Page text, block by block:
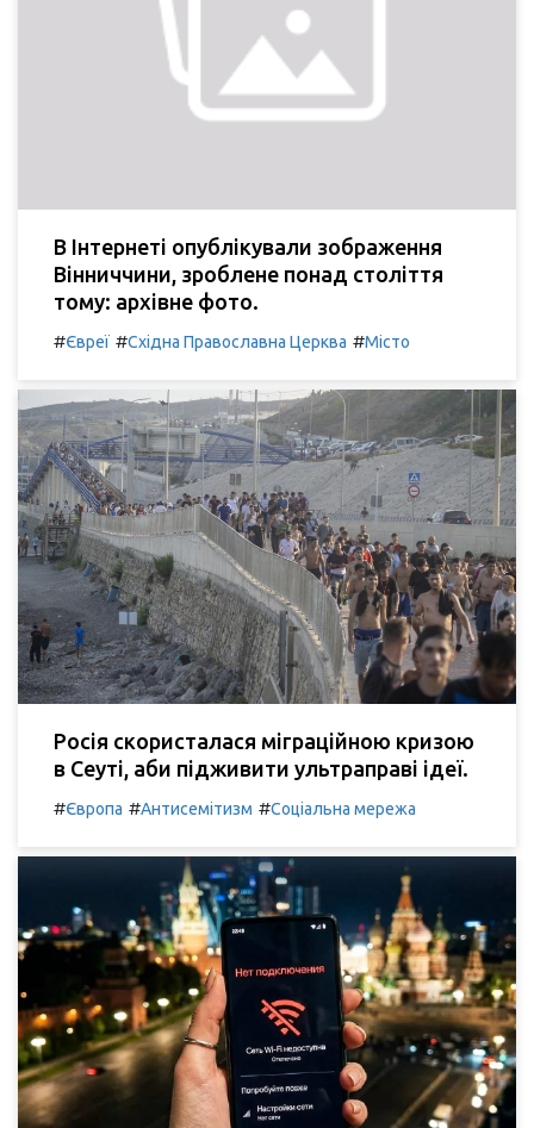
В Інтернеті опублікували зображення
Вінниччини, зроблене понад століття
тому: архівне фото.
#Євреї #Східна Православна Церква #Місто
Росія скористалася міграційною кризою
в Сеуті, аби підживити ультраправі ідеї.
#Європа #Антисемітизм #Соціальна мережа